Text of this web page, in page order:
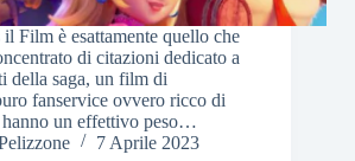
Film è esattamente quello che
di citazioni dedicato a
della saga, un film di
fanservice ovvero ricco di
un effettivo peso…
7 Aprile 2023